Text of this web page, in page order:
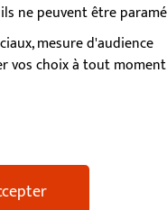
ne peuvent être
mesure d'audience
vos choix à tout